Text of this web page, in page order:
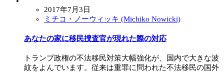
2017年7月3日
ミチコ・ノーウィッキ (Michiko Nowicki)
あなたの家に移民捜査官が現れた際の対応
トランプ政権の不法移民対策大幅強化が、国内で大きな波
紋をよんでいます。従来は重罪に問われた不法移民の国外